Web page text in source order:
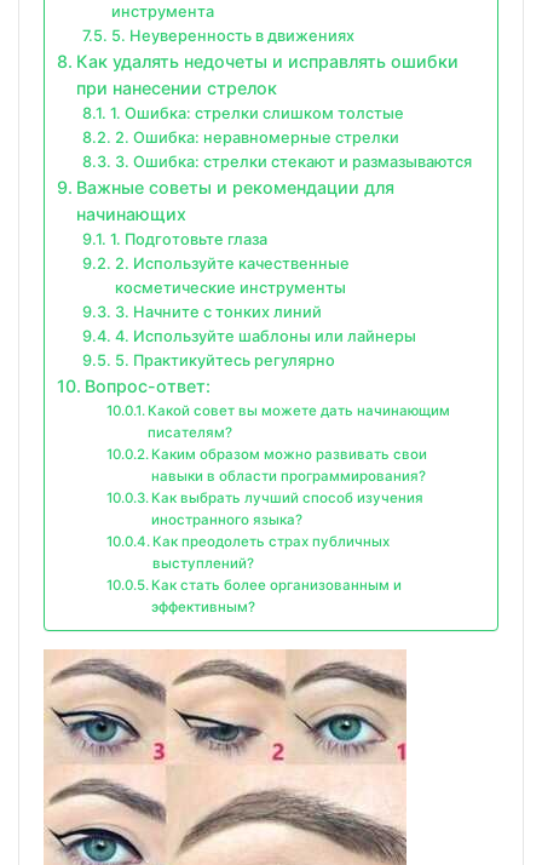
инструмента
5. Неуверенность в движениях
Как удалять недочеты и исправлять ошибки
при нанесении стрелок
1. Ошибка: стрелки слишком толстые
2. Ошибка: неравномерные стрелки
3. Ошибка: стрелки стекают и размазываются
Важные советы и рекомендации для
начинающих
1. Подготовьте глаза
2. Используйте качественные
косметические инструменты
3. Начните с тонких линий
4. Используйте шаблоны или лайнеры
5. Практикуйтесь регулярно
Вопрос-ответ:
Какой совет вы можете дать начинающим
писателям?
Каким образом можно развивать свои
навыки в области программирования?
Как выбрать лучший способ изучения
иностранного языка?
Как преодолеть страх публичных
выступлений?
Как стать более организованным и
эффективным?